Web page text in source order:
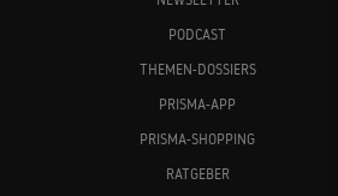
PODCAST
THEMEN-DOSSIERS
PRISMA-APP
PRISMA-SHOPPING
RATGEBER